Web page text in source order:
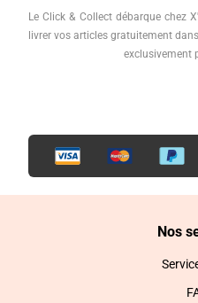
Le Click & Collect débarque chez
livrer vos articles gratuitement
exclusivement
Nos